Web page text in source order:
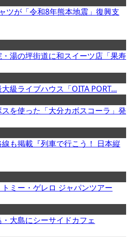
ツが「令和8年熊本地震」復興支
湯の坪街道に和スイーツ店「果寿
級ライブハウス「OITA PORT...
を使った「大分カボスコーラ」発
も掲載『列車で行こう！ 日本縦
ミー・ゲレロ ジャパンツアー
大島にシーサイドカフェ